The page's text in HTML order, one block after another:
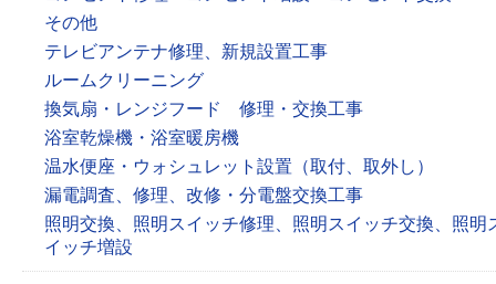
その他
テレビアンテナ修理、新規設置工事
ルームクリーニング
換気扇・レンジフード 修理・交換工事
浴室乾燥機・浴室暖房機
温水便座・ウォシュレット設置（取付、取外し）
漏電調査、修理、改修・分電盤交換工事
照明交換、照明スイッチ修理、照明スイッチ交換、照明
イッチ増設